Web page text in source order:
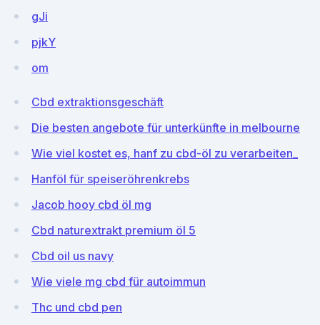
gJi
pjkY
om
Cbd extraktionsgeschäft
Die besten angebote für unterkünfte in melbourne
Wie viel kostet es, hanf zu cbd-öl zu verarbeiten_
Hanföl für speiseröhrenkrebs
Jacob hooy cbd öl mg
Cbd naturextrakt premium öl 5
Cbd oil us navy
Wie viele mg cbd für autoimmun
Thc und cbd pen